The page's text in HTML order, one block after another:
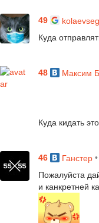
49
Куда
48 Максим
Куда кидать
46 Ганстер
Пожалуйста
и канкретней